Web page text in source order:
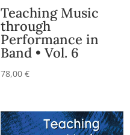
Teaching Music
through
Performance in
Band • Vol. 6
78,00 €